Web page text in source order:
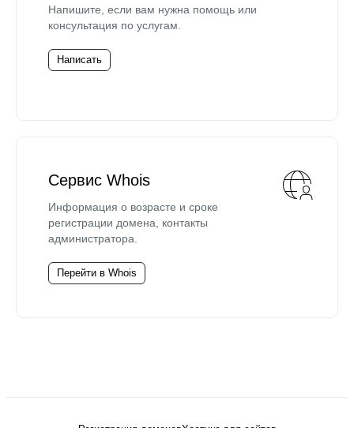
Напишите, если вам нужна помощь или
консультация по услугам.
Написать
Сервис Whois
Информация о возрасте и сроке
регистрации домена, контакты
администратора.
Перейти в Whois